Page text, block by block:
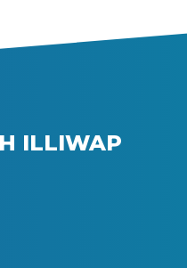
ILLIWAP